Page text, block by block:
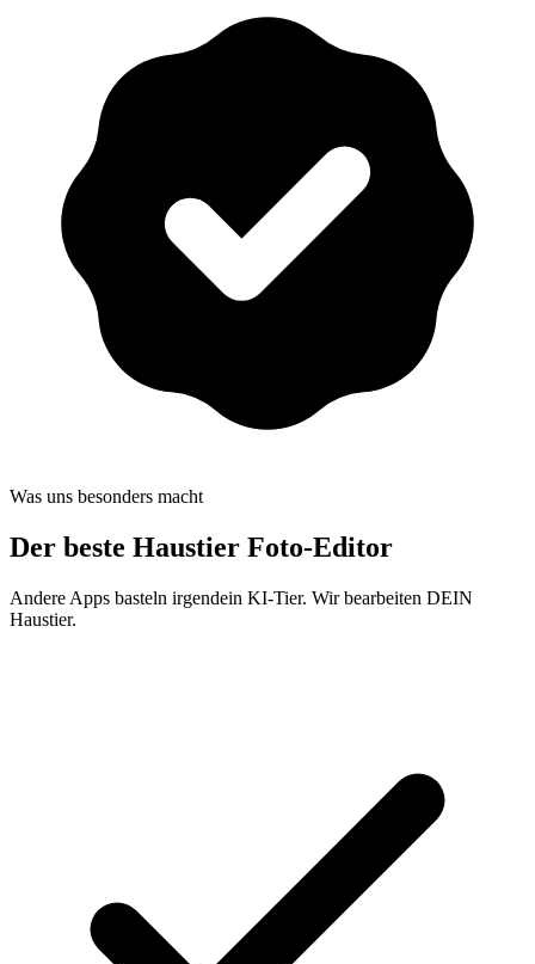
Was uns besonders macht
Der beste Haustier Foto-Editor
Andere Apps basteln irgendein KI-Tier. Wir bearbeiten DEIN
Haustier.